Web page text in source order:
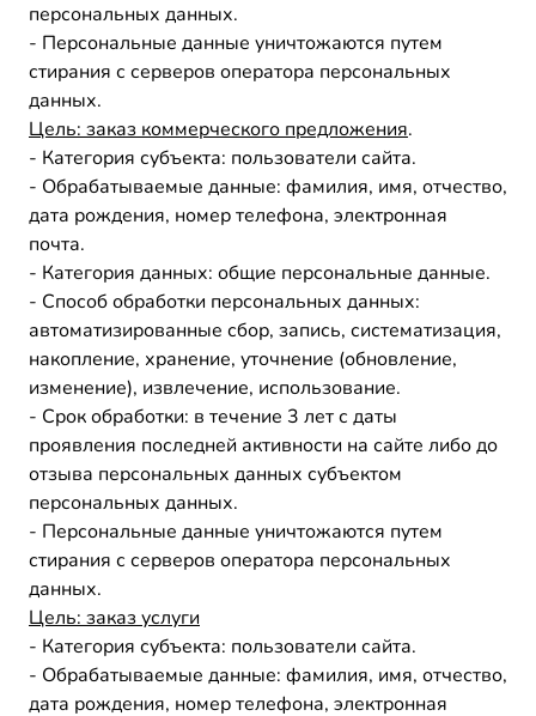
персональных данных.
- Персональные данные уничтожаются путем
стирания с серверов оператора персональных
данных.
Цель: заказ коммерческого предложения.
- Категория субъекта: пользователи сайта.
- Обрабатываемые данные: фамилия, имя, отчество,
дата рождения, номер телефона, электронная
почта.
- Категория данных: общие персональные данные.
- Способ обработки персональных данных:
автоматизированные сбор, запись, систематизация,
накопление, хранение, уточнение (обновление,
изменение), извлечение, использование.
- Срок обработки: в течение 3 лет с даты
проявления последней активности на сайте либо до
отзыва персональных данных субъектом
персональных данных.
- Персональные данные уничтожаются путем
стирания с серверов оператора персональных
данных.
Цель: заказ услуги
- Категория субъекта: пользователи сайта.
- Обрабатываемые данные: фамилия, имя, отчество,
дата рождения, номер телефона, электронная